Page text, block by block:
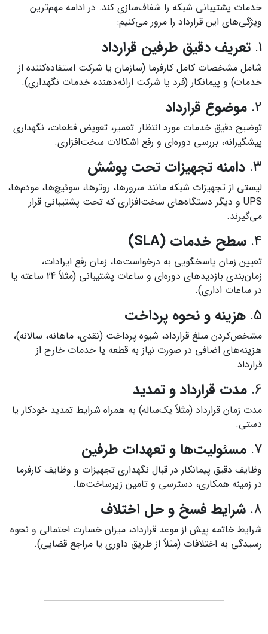
خدمات پشتیبانی شبکه را شفاف‌سازی کند. در ادامه مهم‌ترین
ویژگی‌های این قرارداد را مرور می‌کنیم:
1. تعریف دقیق طرفین قرارداد
شامل مشخصات کامل کارفرما (سازمان یا شرکت استفاده‌کننده از
خدمات) و پیمانکار (فرد یا شرکت ارائه‌دهنده خدمات نگهداری).
2. موضوع قرارداد
توضیح دقیق خدمات مورد انتظار: تعمیر، تعویض قطعات، نگهداری
پیشگیرانه، بررسی دوره‌ای و رفع اشکالات سخت‌افزاری.
3. دامنه تجهیزات تحت پوشش
لیستی از تجهیزات شبکه مانند سرورها، روترها، سوئیچ‌ها، مودم‌ها،
UPS و دیگر دستگاه‌های سخت‌افزاری که تحت پشتیبانی قرار
می‌گیرند.
4. سطح خدمات (SLA)
تعیین زمان پاسخگویی به درخواست‌ها، زمان رفع ایرادات،
زمان‌بندی بازدیدهای دوره‌ای و ساعات پشتیبانی (مثلاً 24 ساعته یا
در ساعات اداری).
5. هزینه و نحوه پرداخت
مشخص‌کردن مبلغ قرارداد، شیوه پرداخت (نقدی، ماهانه، سالانه)،
هزینه‌های اضافی در صورت نیاز به قطعه یا خدمات خارج از
قرارداد.
6. مدت قرارداد و تمدید
مدت زمان قرارداد (مثلاً یک‌ساله) به همراه شرایط تمدید خودکار یا
دستی.
7. مسئولیت‌ها و تعهدات طرفین
وظایف دقیق پیمانکار در قبال نگهداری تجهیزات و وظایف کارفرما
در زمینه همکاری، دسترسی و تامین زیرساخت‌ها.
8. شرایط فسخ و حل اختلاف
شرایط خاتمه پیش از موعد قرارداد، میزان خسارت احتمالی و نحوه
رسیدگی به اختلافات (مثلاً از طریق داوری یا مراجع قضایی).